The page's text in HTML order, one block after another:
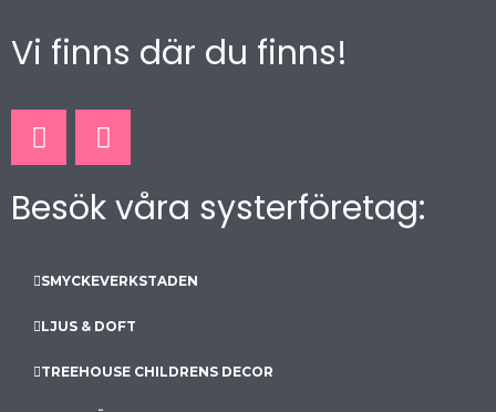
Vi finns där du finns!
F
a
c
e
o
k
I
n
s
t
r
a
m
Besök våra systerföretag:
SMYCKEVERKSTADEN
LJUS & DOFT
TREEHOUSE CHILDRENS DECOR